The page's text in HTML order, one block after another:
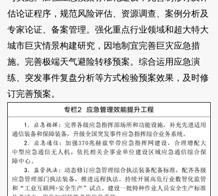
估论证程序，规范风险评估、资源调查、案例分析及
专家论证、备案管理。强化重点行业领域和超大特大
城市巨灾情景构建研究，因地制宜完善巨灾应急措
施。完善极端天气避险转移预案。综合运用应急演
练、突发事件复盘分析等方式检验预案效果，及时修
订完善预案。